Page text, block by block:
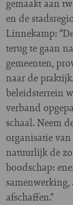
gemaakt aan
en de
Linnekamp:
terug te gaan
gemeenten,
naar de
beleidsterrein
verband
schaal. Neem
organisatie
natuurlijk de
boodschap:
samenwerking,
afschaffen.”